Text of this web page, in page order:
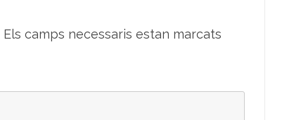
Els camps necessaris estan marcats